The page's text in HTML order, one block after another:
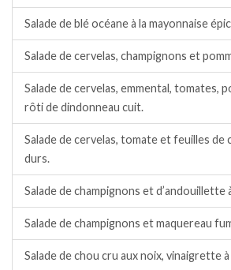
Salade de blé océane à la mayonnaise
Salade de cervelas, champignons et
Salade de cervelas, emmental, tomates,
rôti de dindonneau cuit.
Salade de cervelas, tomate et feuilles de
durs.
Salade de champignons et d’andouillette
Salade de champignons et maquereau
Salade de chou cru aux noix, vinaigrette